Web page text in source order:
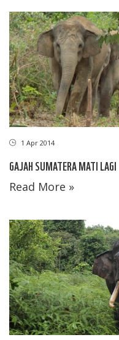
1 Apr 2014
GAJAH SUMATERA MATI LAGI
Read More »